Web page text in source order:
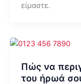
είμαστε.
Πώς να
του ήρωά